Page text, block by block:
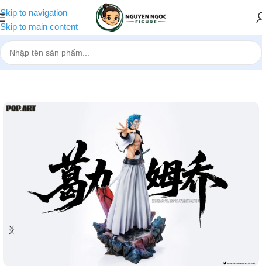
Skip to navigation
Skip to main content
Trang chủ»Cửa hàng»[Pre-order] Mô hình Grimmjow POP.ART